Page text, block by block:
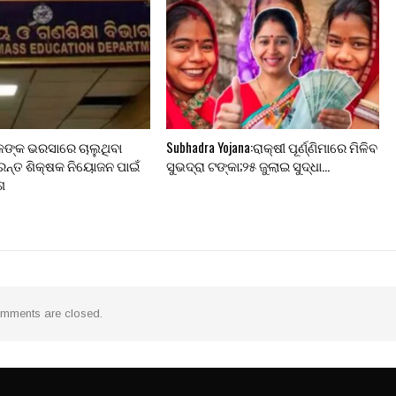
ଭରସାରେ ଚାଲୁଥିବା
ଶିକ୍ଷକ ନିୟୋଜନ ପାଇଁ
Subhadra Yojana:ରାକ୍ଷୀ ପୂର୍ଣ୍ଣିମାରେ ମିଳିବ
ସୁଭଦ୍ରା ଟଙ୍କା;୨୫ ଜୁଲାଇ ସୁଦ୍ଧା…
are closed.